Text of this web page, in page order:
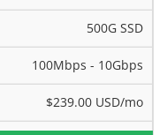
500G SSD
100Mbps - 10Gbps
$239.00 USD/mo